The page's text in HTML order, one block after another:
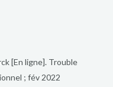
[En ligne]. Trouble
; fév 2022